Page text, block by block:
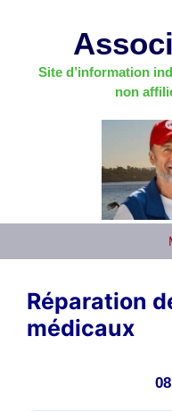
Site d’information
non
Réparation
médicaux